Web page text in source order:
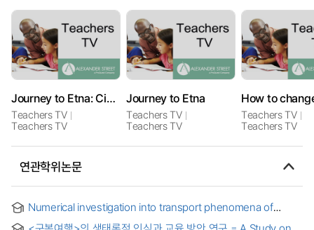
Journey to Etna: Civil Protection
Teachers TV
Teachers TV
Journey to Etna
Teachers TV
Teachers TV
Teachers TV
Teachers TV
연관학위논문
Numerical investigation into transport phenomena of
subcooled and saturated flow boiling in large length-to-